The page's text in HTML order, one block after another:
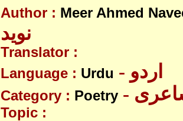
Author : Meer Ahmed
نوید
Translator :
Language : Urdu - اردو
Category : Poetry
Topic :